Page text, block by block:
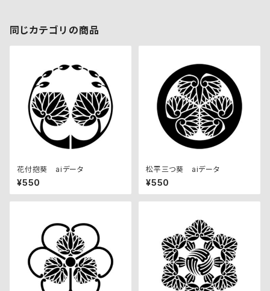
同じカテゴリの商品
花付抱葵 aiデータ
¥550
松平三つ葵 aiデータ
¥550